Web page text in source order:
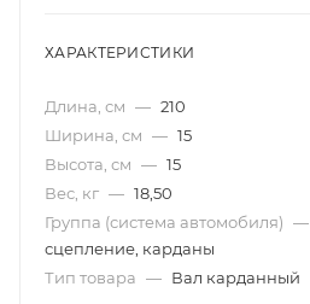
ХАРАКТЕРИСТИКИ
Длина, см — 210
Ширина, см — 15
Высота, см — 15
Вес, кг — 18,50
Группа (система автомобиля) —
сцепление, карданы
Тип товара — Вал карданный